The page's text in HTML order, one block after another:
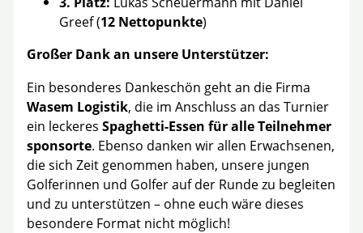
Greef (12 Nettopunkte)
Großer Dank an unsere Unterstützer:
Ein besonderes Dankeschön geht an die Firma
Wasem Logistik, die im Anschluss an das Turnier
ein leckeresSpaghetti-Essen für alle Teilnehmer
sponsorte. Ebenso danken wir allen Erwachsenen,
die sich Zeit genommen haben, unsere jungen
Golferinnen und Golfer auf der Runde zu begleiten
und zu unterstützen – ohne euch wäre dieses
besondere Format nicht möglich!